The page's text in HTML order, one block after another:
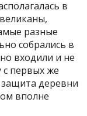
в
разные
собрались в
входили и не
первых же
деревни
вполне